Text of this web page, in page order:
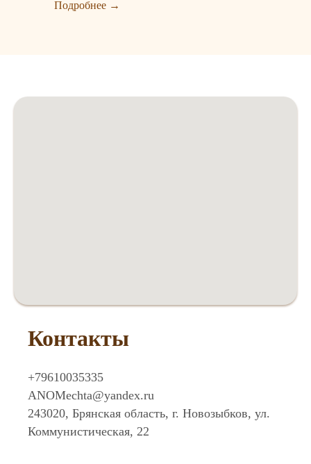
Подробнее →
Контакты
+79610035335
ANOMechta@yandex.ru
243020, Брянская область, г. Новозыбков, ул.
Коммунистическая, 22